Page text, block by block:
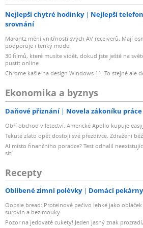
Nejlepší chytré hodinky Nejlepší
srovnání
Marantz mění vnitřnosti svých AV receiverů. Mají
podporuje i tenký model
30 filmů, které musíte vidět, dokud jste ještě na
pustit online
Chrome kašle na design Windows 11. To stejné ale
Ekonomika a byznys
Daňové přiznání Novela zákoníku práce
Obří obchod v letectví. Americké Apollo kupuje
Tekuté zlato opět dostojí své přezdívce. Zdražení
AI místo finančního poradce? Test odhalil
sítí
Recepty
Oblíbené zimní polévky Domácí pekárny
Oopsie bread: Proteinové pečivo lehké jako
surovin a bez mouky
Pozor na jedovaté cukety! Jeden jasný znak